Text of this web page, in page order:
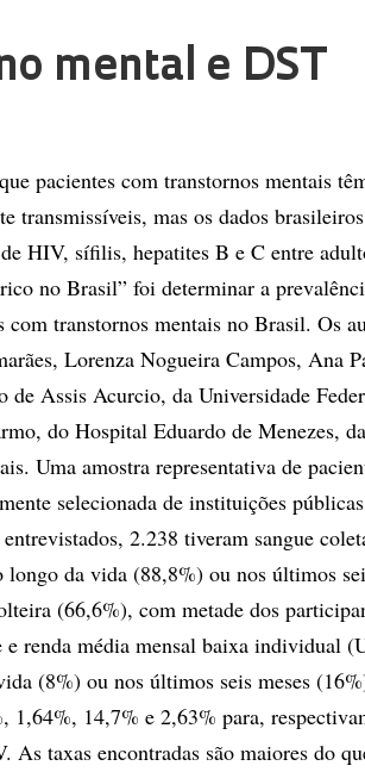
mental e DST
pacientes com transtornos mentais
transmissíveis, mas os dados
HIV, sífilis, hepatites B e C entre
no Brasil” foi determinar a
com transtornos mentais no Brasil. Os
Lorenza Nogueira Campos, Ana
de Assis Acurcio, da Universidade
do Hospital Eduardo de Menezes,
Uma amostra representativa de
selecionada de instituições
2.238 tiveram sangue
longo da vida (88,8%) ou nos últimos
(66,6%), com metade dos
e renda média mensal baixa individual
(8%) ou nos últimos seis meses
1,64%, 14,7% e 2,63% para,
taxas encontradas são maiores do